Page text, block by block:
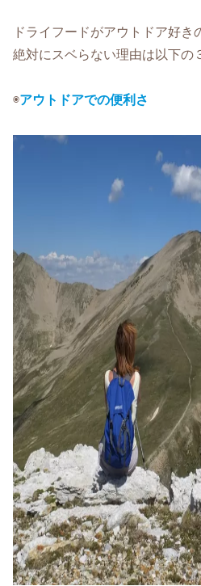
ドライフードがアウトドア好き
絶対にスベらない理由は以下の
◉アウトドアでの便利さ